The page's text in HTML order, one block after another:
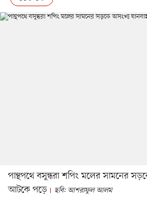
পান্থপথে বসুন্ধরা শপিং মলের সামনের
আটকে পড়ে
ছবি: আশরাফুল আলম